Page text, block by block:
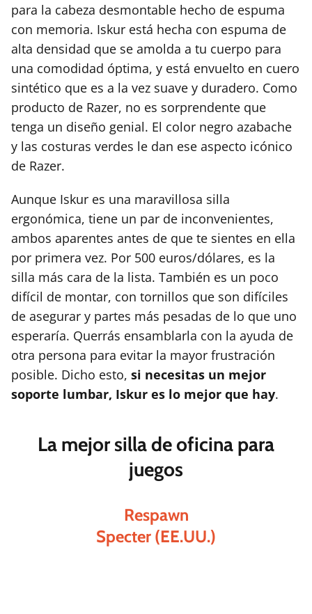
para la cabeza desmontable hecho de espuma
con memoria. Iskur está hecha con espuma de
alta densidad que se amolda a tu cuerpo para
una comodidad óptima, y está envuelto en cuero
sintético que es a la vez suave y duradero. Como
producto de Razer, no es sorprendente que
tenga un diseño genial. El color negro azabache
y las costuras verdes le dan ese aspecto icónico
de Razer.
Aunque Iskur es una maravillosa silla
ergonómica, tiene un par de inconvenientes,
ambos aparentes antes de que te sientes en ella
por primera vez. Por 500 euros/dólares, es la
silla más cara de la lista. También es un poco
difícil de montar, con tornillos que son difíciles
de asegurar y partes más pesadas de lo que uno
esperaría. Querrás ensamblarla con la ayuda de
otra persona para evitar la mayor frustración
posible. Dicho esto, si necesitas un mejor
soporte lumbar, Iskur es lo mejor que hay.
La mejor silla de oficina para
juegos
Respawn
Specter (EE.UU.)